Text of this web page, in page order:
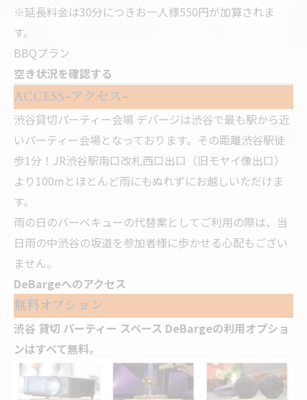
※延長料金は30分につきお一人様550円が加算されま
す。
BBQプラン
空き状況を確認する
ACCESS-アクセス-
渋谷貸切パーティー会場 デバージは渋谷で最も駅から近
いパーティー会場となっております。その距離渋谷駅徒
歩1分！JR渋谷駅南口改札西口出口（旧モヤイ像出口）
より100mとほとんど雨にもぬれずにお越しいただけま
す。
雨の日のバーベキューの代替案としてご利用の際は、当
日雨の中渋谷の坂道を参加者様に歩かせる心配もござい
ません。
DeBargeへのアクセス
無料オプション
渋谷 貸切 パーティー スペース DeBargeの利用オプショ
ンはすべて無料。